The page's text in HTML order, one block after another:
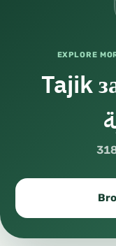
EXPLORE
Tajik